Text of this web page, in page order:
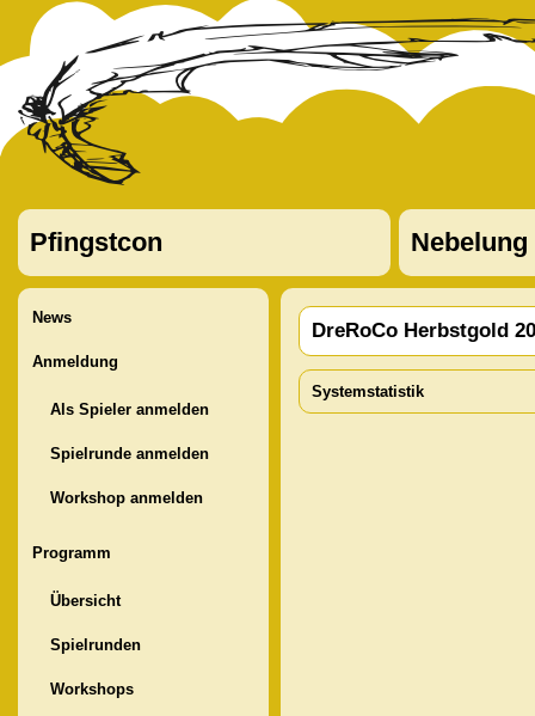
Pfingstcon Nebelung
News
Anmeldung
Als Spieler anmelden
Spielrunde anmelden
Workshop anmelden
Programm
Übersicht
Spielrunden
Workshops
DreRoCo Herbstgold
Systemstatistik